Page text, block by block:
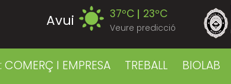
Avui 37ºC 23ºC
Veure predicció
Divendres 39ºC 23ºC
COMERÇ I EMPRESA TREBALL BIOLAB